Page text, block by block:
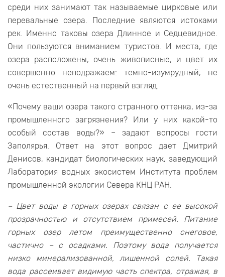
среди них занимают так называемые цирковые или
перевальные озера. Последние являются истоками
рек. Именно таковы озера Длинное и Седцевидное.
Они пользуются вниманием туристов. И места, где
озера расположены, очень живописные, и цвет их
совершенно неподражаем: темно-изумрудный, не
очень естественный на первый взгляд.
«Почему ваши озера такого странного оттенка, из-за
промышленного загрязнения? Или у них какой-то
особый состав воды?» – задают вопросы гости
Заполярья. Ответ на этот вопрос дает Дмитрий
Денисов, кандидат биологических наук, заведующий
Лаборатория водных экосистем Института проблем
промышленной экологии Севера КНЦ РАН.
– Цвет воды в горных озерах связан с ее высокой
прозрачностью и отсутствием примесей. Питание
горных озер летом преимущественно снеговое,
частично – с осадками. Поэтому вода получается
низко минерализованной, лишенной солей. Такая
вода рассеивает видимую часть спектра, отражая, в